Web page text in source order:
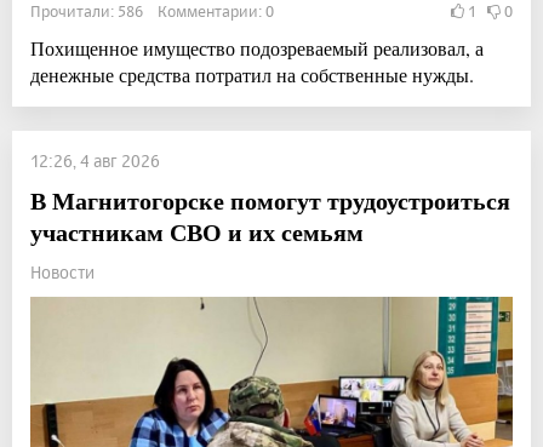
Прочитали: 586 Комментарии: 0 1 0
Похищенное имущество подозреваемый реализовал, а
денежные средства потратил на собственные нужды.
12:26, 4 авг 2026
В Магнитогорске помогут трудоустроиться
участникам СВО и их семьям
Новости